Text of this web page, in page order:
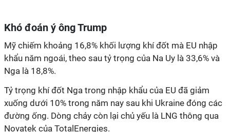
Khó đoán ý ông Trump
Mỹ chiếm khoảng 16,8% khối lượng khí đốt mà EU nhập
khẩu năm ngoái, theo sau tỷ trọng của Na Uy là 33,6% và
Nga là 18,8%.
Tỷ trọng khí đốt Nga trong nhập khẩu của EU đã giảm
xuống dưới 10% trong năm nay sau khi Ukraine đóng các
đường ống. Dòng chảy còn lại chủ yếu là LNG thông qua
Novatek của TotalEnergies.